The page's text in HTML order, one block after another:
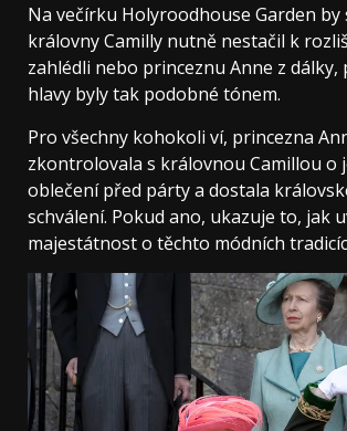
Na večírku Holyroodhouse Garden
královny Camilly nutně nestačil k
zahlédli nebo princeznu Anne z dálky,
hlavy byly tak podobné tónem.
Pro všechny kohokoli ví, princezna
zkontrolovala s královnou Camillou o
oblečení před párty a dostala
schválení. Pokud ano, ukazuje to, jak
majestátnost o těchto módních